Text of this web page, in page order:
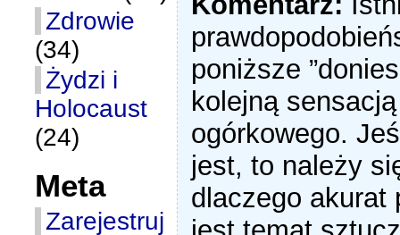
Zdrowie
(34)
Żydzi i
Holocaust
(24)
Meta
Zarejestruj
poniższe
kolejną
ogórkowego.
jest, to należy
dlaczego akurat